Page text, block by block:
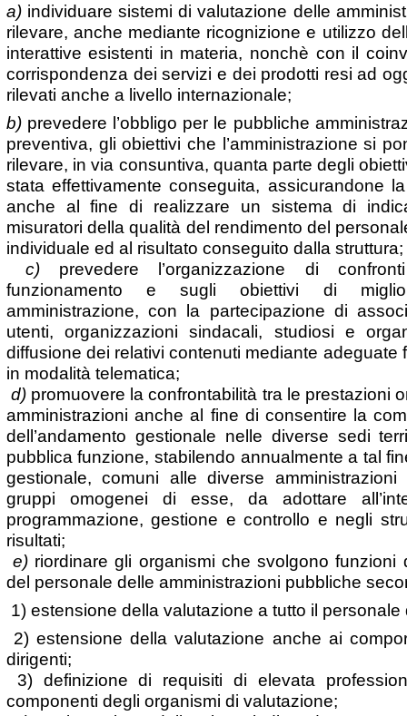
a)individuare sistemi di valutazione delle
rilevare, anche mediante ricognizione e utilizzo
interattive esistenti in materia, nonchè con il
corrispondenza dei servizi e dei prodotti resi ad
rilevati anche a livello internazionale;
b)prevedere l’obbligo per le pubbliche
preventiva, gli obiettivi che l’amministrazione si
rilevare, in via consuntiva, quanta parte degli
stata effettivamente conseguita, assicurandone
anche al fine di realizzare un sistema di
misuratori della qualità del rendimento del
individuale ed al risultato conseguito dalla struttura;
c) prevedere l’organizzazione di
funzionamento e sugli obiettivi di
amministrazione, con la partecipazione di
utenti, organizzazioni sindacali, studiosi e
diffusione dei relativi contenuti mediante adeguate
in modalità telematica;
d) promuovere la confrontabilità tra le prestazioni
amministrazioni anche al fine di consentire la
dell’andamento gestionale nelle diverse sedi
pubblica funzione, stabilendo annualmente a tal
gestionale, comuni alle diverse
gruppi omogenei di esse, da adottare
programmazione, gestione e controllo e negli
risultati;
e) riordinare gli organismi che svolgono funzioni
del personale delle amministrazioni pubbliche
1) estensione della valutazione a tutto il personale
2) estensione della valutazione anche ai
dirigenti;
3) definizione di requisiti di elevata
componenti degli organismi di valutazione;